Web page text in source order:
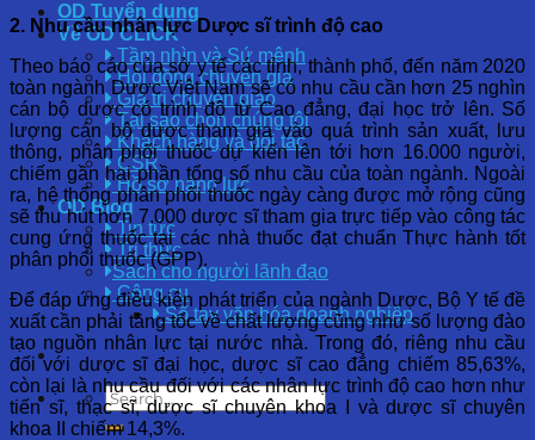
OD Tuyển dụng
Về OD CLICK
Tầm nhìn và Sứ mệnh
Hội đồng chuyên gia
Giá trị chuyển giao
Tại sao chọn chúng tôi
Khách hàng và đối tác
CSR
Hồ sơ năng lực
OD Blog
Tin tức
Tri thức
Sách cho người lãnh đạo
Công cụ
Sổ tay văn hóa doanh nghiệp
2. Nhu cầu nhân lực Dược sĩ trình độ cao
Theo báo cáo của sở y tế các tỉnh, thành phố, đến năm 2020
toàn ngành Dược Việt Nam sẽ có nhu cầu cần hơn 25 nghìn
cán bộ dược có trình độ từ Cao đẳng, đại học trở lên. Số
lượng cán bộ dược tham gia vào quá trình sản xuất, lưu
thông, phân phối thuốc dự kiến lên tới hơn 16.000 người,
chiếm gần hai phần tổng số nhu cầu của toàn ngành. Ngoài
ra, hệ thống phân phối thuốc ngày càng được mở rộng cũng
sẽ thu hút hơn 7.000 dược sĩ tham gia trực tiếp vào công tác
cung ứng thuốc tại các nhà thuốc đạt chuẩn Thực hành tốt
phân phối thuốc (GPP).
Để đáp ứng điều kiện phát triển của ngành Dược, Bộ Y tế đề
xuất cần phải tăng tốc về chất lượng cũng như số lượng đào
tạo nguồn nhân lực tại nước nhà. Trong đó, riêng nhu cầu
đối với dược sĩ đại học, dược sĩ cao đẳng chiếm 85,63%,
còn lại là nhu cầu đối với các nhân lực trình độ cao hơn như
tiến sĩ, thạc sĩ, dược sĩ chuyên khoa I và dược sĩ chuyên
khoa II chiếm 14,3%.